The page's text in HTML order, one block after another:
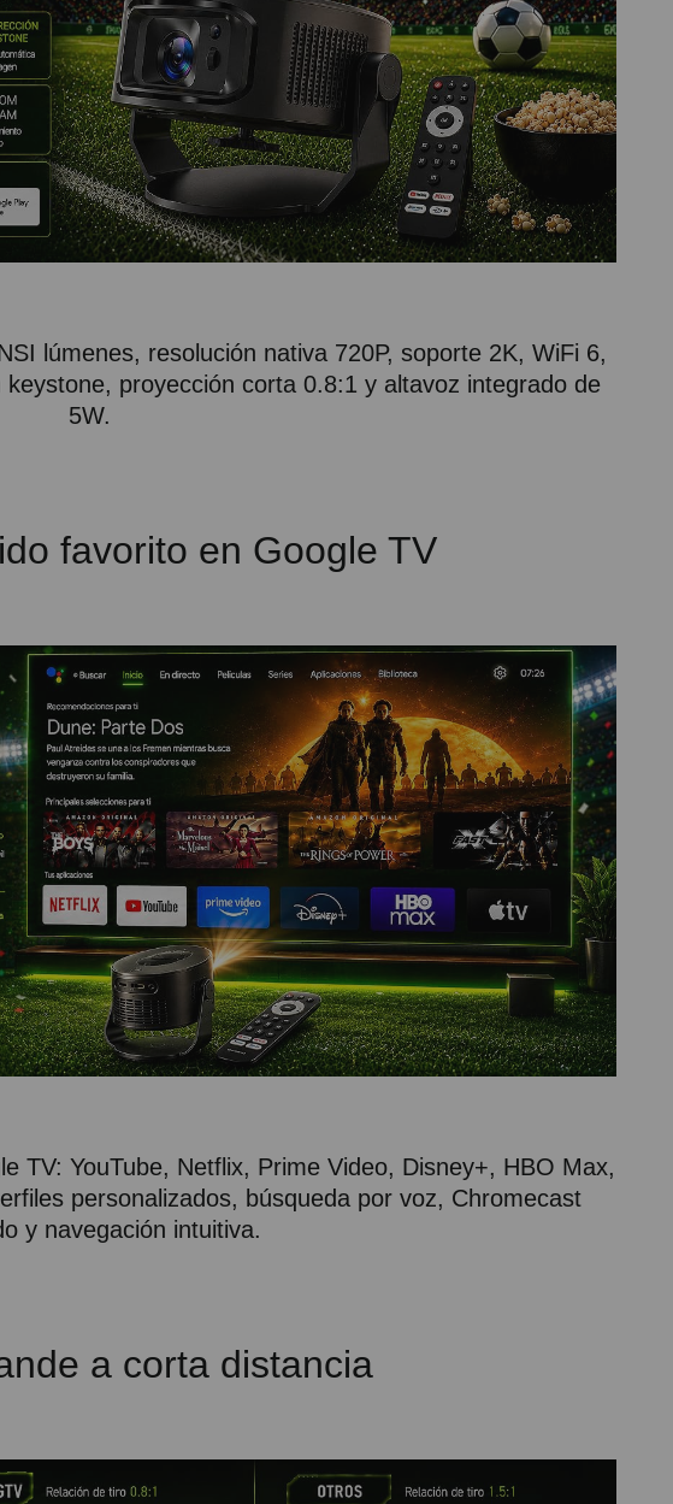
lúmenes, resolución nativa 720P, soporte 2K, WiFi 6,
proyección corta 0.8:1 y altavoz integrado de
5W.
favorito en Google TV
TV: YouTube, Netflix, Prime Video, Disney+, HBO Max,
personalizados, búsqueda por voz, Chromecast
y navegación intuitiva.
a corta distancia